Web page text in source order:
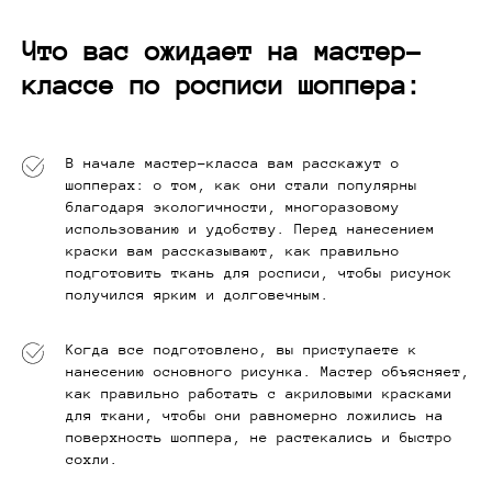
Что вас ожидает на мастер-
классе по росписи шоппера:
В начале мастер-класса вам расскажут о
шопперах: о том, как они стали популярны
благодаря экологичности, многоразовому
использованию и удобству. Перед нанесением
краски вам рассказывают, как правильно
подготовить ткань для росписи, чтобы рисунок
получился ярким и долговечным.
Когда все подготовлено, вы приступаете к
нанесению основного рисунка. Мастер объясняет,
как правильно работать с акриловыми красками
для ткани, чтобы они равномерно ложились на
поверхность шоппера, не растекались и быстро
сохли.